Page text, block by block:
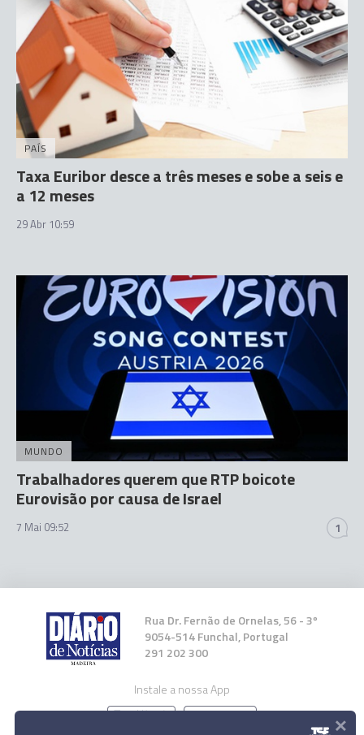
PAÍS
Taxa Euribor desce a três meses e sobe a seis e
a 12 meses
29 Abr 10:59
MUNDO
Trabalhadores querem que RTP boicote
Eurovisão por causa de Israel
7 Mai 09:52 1
Rua Dr. Fernão de Ornelas, 56 - 3º
9054-514 Funchal, Portugal
291 202 300
Instale a nossa App
×